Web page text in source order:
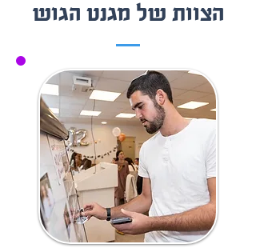
הצוות של מגנט הגוש